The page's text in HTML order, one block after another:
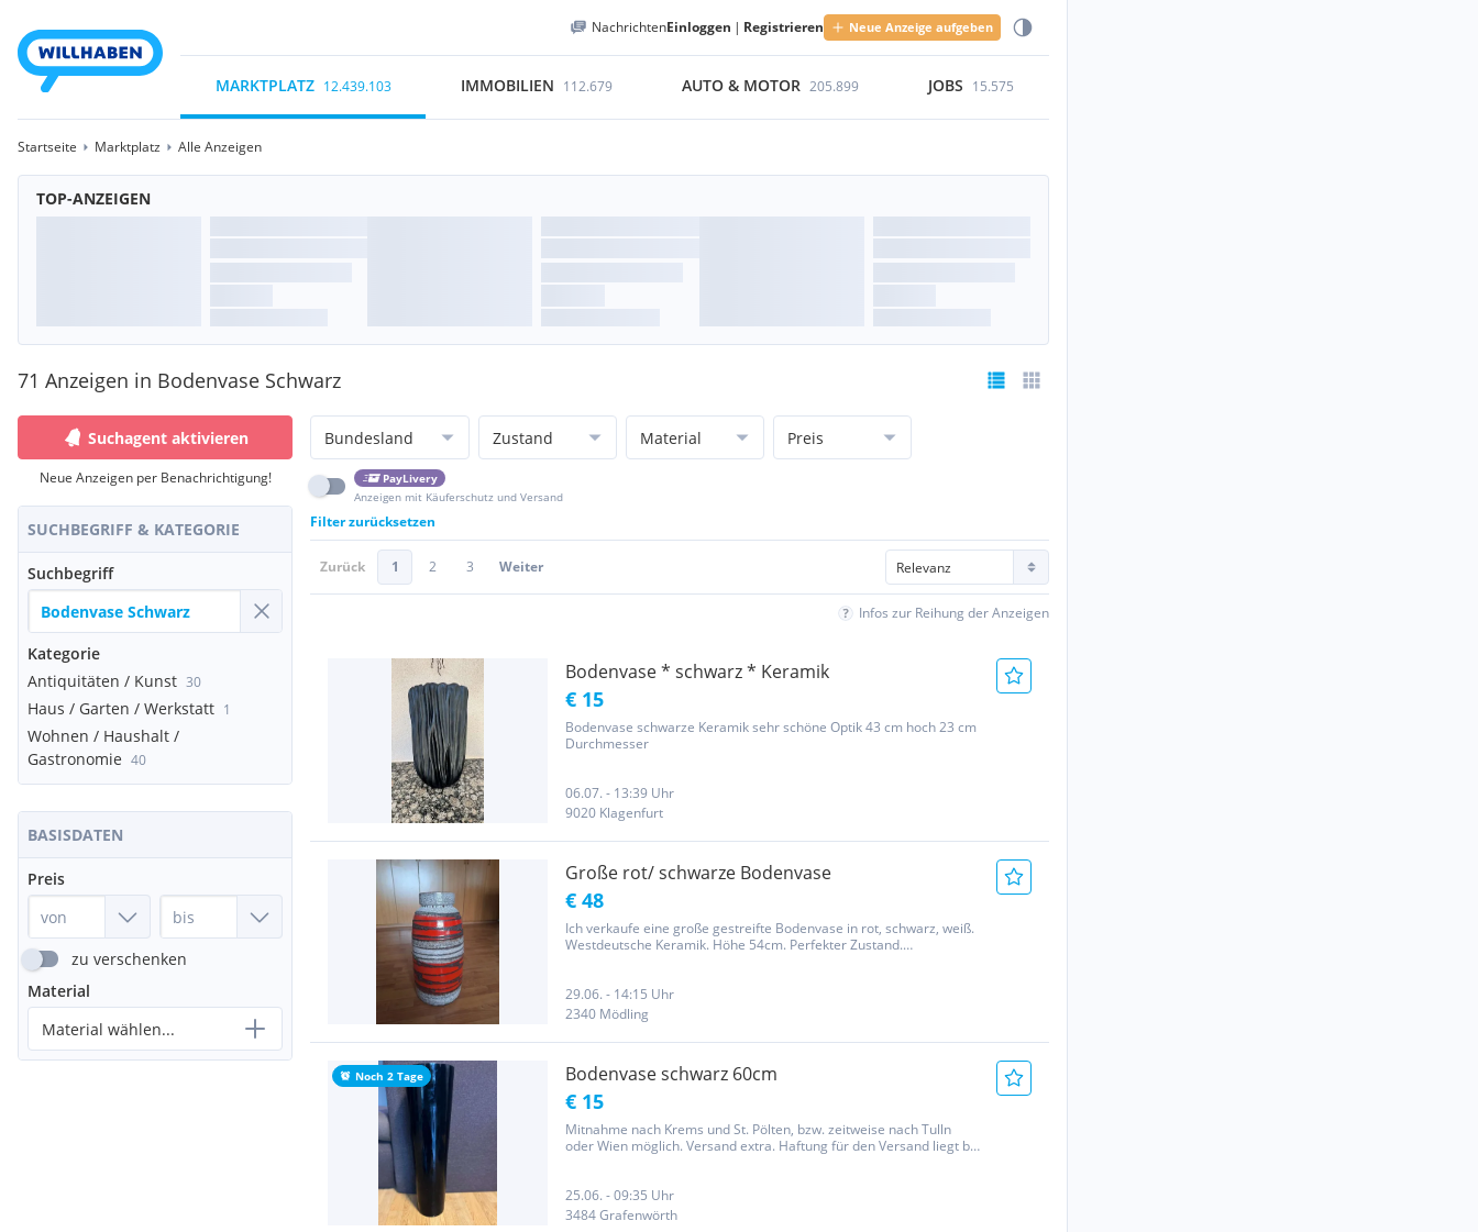
NachrichtenEinloggen | Registrieren Neue Anzeige aufgeben
MARKTPLATZ 12.439.103 IMMOBILIEN 112.679 AUTO & MOTOR 205.899 JOBS 15.575
Startseite Marktplatz Alle Anzeigen
TOP-ANZEIGEN
71 Anzeigen in Bodenvase Schwarz
Suchagent aktivieren
Neue Anzeigen per Benachrichtigung!
SUCHBEGRIFF & KATEGORIE
Suchbegriff
Kategorie
Antiquitäten / Kunst 30
Haus / Garten / Werkstatt 1
Wohnen / Haushalt /
Gastronomie 40
BASISDATEN
Preis
zu verschenken
Material
Material wählen...
Bundesland Zustand Material Preis
PayLivery
Anzeigen mit Käuferschutz und Versand
Filter zurücksetzen
Zurück 1 2 3 Weiter
Infos zur Reihung der Anzeigen
Bodenvase * schwarz * Keramik
€ 15
Bodenvase schwarze Keramik sehr schöne Optik 43 cm hoch 23 cm
Durchmesser
06.07. - 13:39 Uhr
9020 Klagenfurt
Große rot/ schwarze Bodenvase
€ 48
Ich verkaufe eine große gestreifte Bodenvase in rot, schwarz, weiß.
Westdeutsche Keramik. Höhe 54cm. Perfekter Zustand.
29.06. - 14:15 Uhr
2340 Mödling
Noch 2 Tage Bodenvase schwarz 60cm
€ 15
Mitnahme nach Krems und St. Pölten, bzw. zeitweise nach Tulln
oder Wien möglich. Versand extra. Haftung für den Versand liegt bei
25.06. - 09:35 Uhr
3484 Grafenwörth